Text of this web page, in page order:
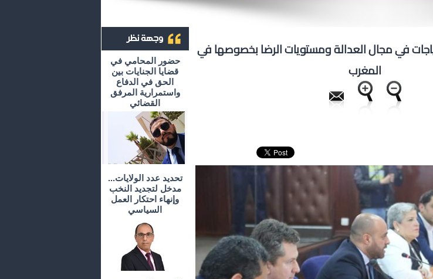
حضور المحامي في
قضايا الجنايات بين
الحق في الدفاع
واستمرارية المرفق
القضائي
تحديد عدد الولايات...
مدخل لتجديد النخب
وإنهاء احتكار العمل
السياسي
في مجال العدالة ومستويات الرضا بخصوصها في
المغرب